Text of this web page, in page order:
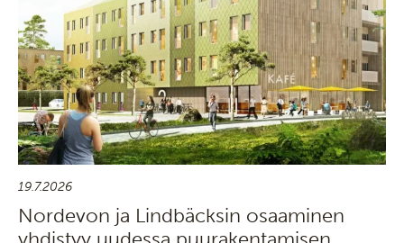
19.7.2026
Nordevon ja Lindbäcksin osaaminen